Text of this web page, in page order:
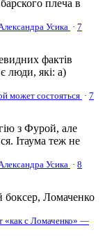
плеча в
Усика · 7
фактів
люди, які: а)
может состояться · 7
з Фурой, але
Ітаума теж не
Усика · 8
боксер, Ломаченко
«как с Ломаченко» —